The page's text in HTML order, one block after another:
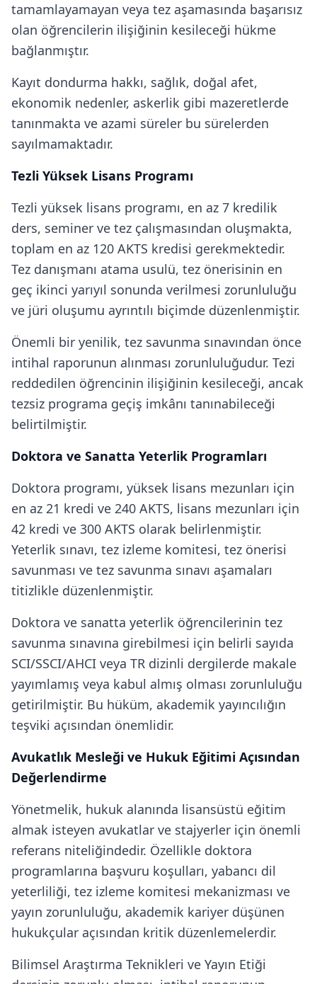
tamamlayamayan veya tez aşamasında başarısız
olan öğrencilerin ilişiğinin kesileceği hükme
bağlanmıştır.
Kayıt dondurma hakkı, sağlık, doğal afet,
ekonomik nedenler, askerlik gibi mazeretlerde
tanınmakta ve azami süreler bu sürelerden
sayılmamaktadır.
Tezli Yüksek Lisans Programı
Tezli yüksek lisans programı, en az 7 kredilik
ders, seminer ve tez çalışmasından oluşmakta,
toplam en az 120 AKTS kredisi gerekmektedir.
Tez danışmanı atama usulü, tez önerisinin en
geç ikinci yarıyıl sonunda verilmesi zorunluluğu
ve jüri oluşumu ayrıntılı biçimde düzenlenmiştir.
Önemli bir yenilik, tez savunma sınavından önce
intihal raporunun alınması zorunluluğudur. Tezi
reddedilen öğrencinin ilişiğinin kesileceği, ancak
tezsiz programa geçiş imkânı tanınabileceği
belirtilmiştir.
Doktora ve Sanatta Yeterlik Programları
Doktora programı, yüksek lisans mezunları için
en az 21 kredi ve 240 AKTS, lisans mezunları için
42 kredi ve 300 AKTS olarak belirlenmiştir.
Yeterlik sınavı, tez izleme komitesi, tez önerisi
savunması ve tez savunma sınavı aşamaları
titizlikle düzenlenmiştir.
Doktora ve sanatta yeterlik öğrencilerinin tez
savunma sınavına girebilmesi için belirli sayıda
SCI/SSCI/AHCI veya TR dizinli dergilerde makale
yayımlamış veya kabul almış olması zorunluluğu
getirilmiştir. Bu hüküm, akademik yayıncılığın
teşviki açısından önemlidir.
Avukatlık Mesleği ve Hukuk Eğitimi Açısından
Değerlendirme
Yönetmelik, hukuk alanında lisansüstü eğitim
almak isteyen avukatlar ve stajyerler için önemli
referans niteliğindedir. Özellikle doktora
programlarına başvuru koşulları, yabancı dil
yeterliliği, tez izleme komitesi mekanizması ve
yayın zorunluluğu, akademik kariyer düşünen
hukukçular açısından kritik düzenlemelerdir.
Bilimsel Araştırma Teknikleri ve Yayın Etiği